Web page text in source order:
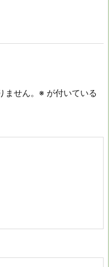
せん。 ※ が付いている